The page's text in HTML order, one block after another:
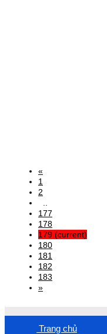
«
1
2
177
178
179 (current)
180
181
182
183
»
Trang chủ